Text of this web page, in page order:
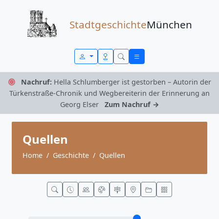
StadtgeschichteMünchen
Nachruf: Hella Schlumberger ist gestorben – Autorin der
Türkenstraße-Chronik und Wegbereiterin der Erinnerung an
Georg Elser
Zum Nachruf →
Quellen
Home Geschichte Quellen